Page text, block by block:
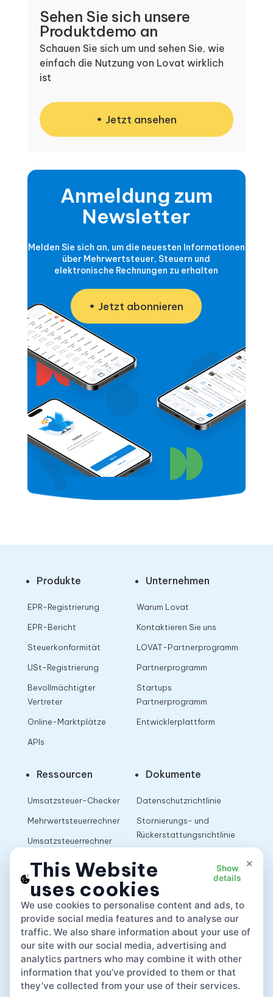
Sehen Sie sich unsere
Produktdemo an
Schauen Sie sich um und sehen Sie, wie
einfach die Nutzung von Lovat wirklich
ist
Jetzt ansehen
Anmeldung zum
Newsletter
Melden Sie sich an, um die neuesten Informationen
über Mehrwertsteuer, Steuern und
elektronische Rechnungen zu erhalten
Jetzt abonnieren
Produkte
EPR-Registrierung
EPR-Bericht
Steuerkonformität
USt-Registrierung
Bevollmächtigter
Vertreter
Online-Marktplätze
APIs
Unternehmen
Warum Lovat
Kontaktieren Sie uns
LOVAT-Partnerprogramm
Partnerprogramm
Startups
Partnerprogramm
Entwicklerplattform
Ressourcen
Umsatzsteuer-Checker
Mehrwertsteuerrechner
Umsatzsteuerrechner
Dokumente
Datenschutzrichtlinie
Stornierungs- und
Rückerstattungsrichtlinie
App
×
This Website
uses cookies
Show
details
We use cookies to personalise content and ads, to
provide social media features and to analyse our
traffic. We also share information about your use of
our site with our social media, advertising and
analytics partners who may combine it with other
information that you’ve provided to them or that
they’ve collected from your use of their services.